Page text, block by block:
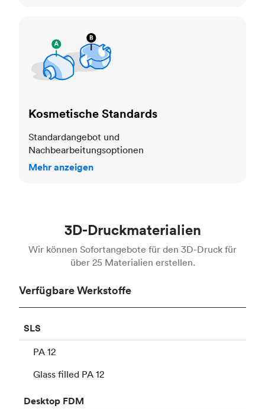
Kosmetische Standards
Standardangebot und
Nachbearbeitungsoptionen
Mehr anzeigen
3D-Druckmaterialien
Wir können Sofortangebote für den 3D-Druck für
über 25 Materialien erstellen.
Verfügbare Werkstoffe
SLS
PA 12
Glass filled PA 12
Desktop FDM